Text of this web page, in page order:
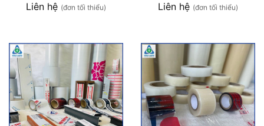
Liên hệ (đơn tối thiểu) Liên hệ (đơn tối thiểu)